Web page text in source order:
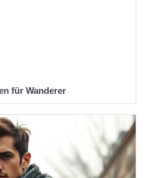
für Wanderer